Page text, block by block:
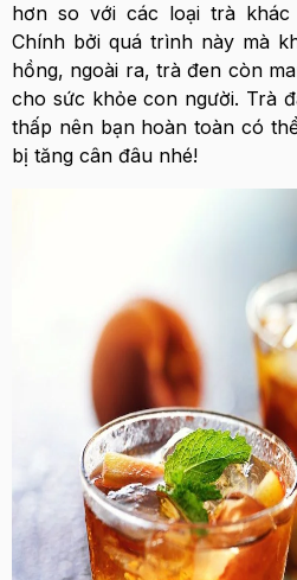
hơn so với các loại trà
Chính bởi quá trình này mà
hồng, ngoài ra, trà đen còn
cho sức khỏe con người. Trà
thấp nên bạn hoàn toàn có
bị tăng cân đâu nhé!